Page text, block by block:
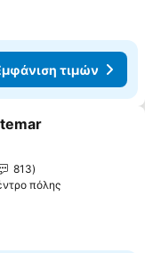
τιμών
στα αγαπημένα
813
πόλης